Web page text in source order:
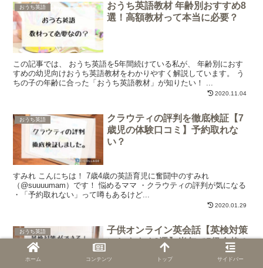
おうち英語
おうち英語教材 年齢別おすすめ8
選！高額教材って本当に必要？
この記事では、 おうち英語を5年間続けている私が、 年齢別におす
すめの幼児向けおうち英語教材をわかりやすく解説しています。 う
ちの子の年齢に合った「おうち英語教材」が知りたい！ ...
2020.11.04
おうち英語
クラウティの評判を徹底検証【7
歳児の体験口コミ】予約取れな
い？
すみれ こんにちは！ 7歳4歳の英語育児に奮闘中のすみれ
（@suuuumam）です！ 悩めるママ ・クラウティの評判が気になる
・「予約取れない」って噂もあるけど...
2020.01.29
おうち英語
子供オンライン英会話【英検対策
におすすめ6選】半年で5級合格！
ホーム コンテンツ トップ サイドバー